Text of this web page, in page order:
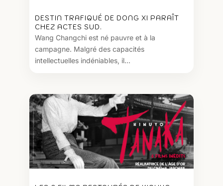
DESTIN TRAFIQUÉ DE DONG XI PARAÎT
CHEZ ACTES SUD.
Wang Changchi est né pauvre et à la
campagne. Malgré des capacités
intellectuelles indéniables, il...